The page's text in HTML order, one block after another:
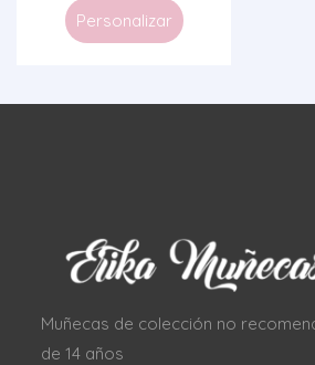
Personalizar
Muñecas de colección no
de 14 años